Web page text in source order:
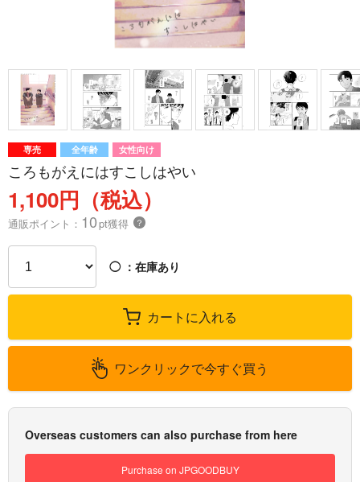
専売 全年齢 女性向け
ころもがえにはすこしはやい
1,100円（税込）
通販ポイント： 10pt獲得 ？
◯ ：在庫あり
カートに入れる
ワンクリックで今すぐ買う
Overseas customers can also purchase from here
Purchase on JPGOODBUY